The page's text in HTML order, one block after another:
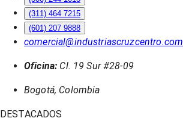
(311) 464 7215
(601) 207 9888
comercial@industriascruzcentro.com
Oficina: Cl. 19 Sur #28-09
Bogotá, Colombia
DESTACADOS